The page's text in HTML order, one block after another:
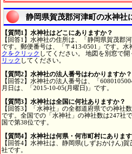
静岡県賀茂郡河津町の水神社
【質問1】水神社はどこにありますか？
【回答1】水神社の住所は、「静岡県賀茂郡
です。郵便番号は、「〒413-0501」です。水
クをクリック してください。 地図を別窓で開
リック してください。
【質問2】水神社の法人番号はわかりますか？
【回答2】水神社の法人番号は、「
月日は、「2015-10-05(月曜日)」です。
【質問3】水神社は全国に何社ありますか？
【回答3】「水神社」の全都道府県での神社
です。全国での「水神社」の神社数は247社
国で第38位です。
【質問4】水神社は何県・何市町村にありま
【回答4】水神社は、静岡県(しずおかけん)
社です。